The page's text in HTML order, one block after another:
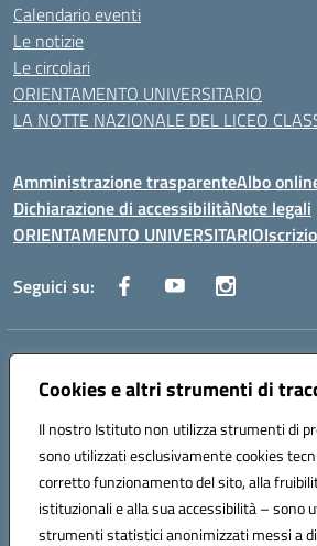
Cookies e altri strumenti di
Il nostro Istituto non utilizza strumenti di
sono utilizzati esclusivamente cookies
corretto funzionamento del sito, alla
istituzionali e alla sua accessibilità – sono
strumenti statistici anonimizzati messi a
Calendario eventi
Le notizie
Le circolari
ORIENTAMENTO UNIVERSITARIO
LA NOTTE NAZIONALE DEL LICEO
Amministrazione trasparenteAlbo
Dichiarazione di accessibilitàNote legali
ORIENTAMENTO UNIVERSITARIO
Seguici su:
Indirizzo:
Centralino:0882 331218 Email:
Codice fiscale: 93071630714
Codice meccanografico:
FGPS210002
Codice unico di fatturazione (CUF): UF7W9K